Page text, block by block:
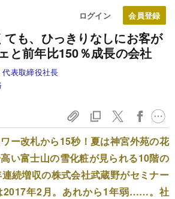
ログイン
も、 ひっきりなしにお客が
と前年比150％成長の会社
表取締役社長
ー改札から15秒！夏は神宮外苑の花
い富士山の雪化粧が見られる10階の
続増収の株式会社武蔵野がセミナー
2017年2月。あれから1年弱……。社